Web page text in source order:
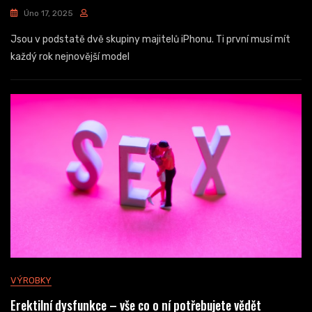
Úno 17, 2025
Jsou v podstatě dvě skupiny majitelů iPhonu. Ti první musí mít
každý rok nejnovější model
VÝROBKY
Erektilní dysfunkce – vše co o ní potřebujete vědět